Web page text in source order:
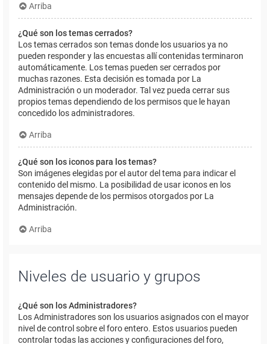
Arriba
¿Qué son los temas cerrados?
Los temas cerrados son temas donde los usuarios ya no
pueden responder y las encuestas allí contenidas terminaron
automáticamente. Los temas pueden ser cerrados por
muchas razones. Esta decisión es tomada por La
Administración o un moderador. Tal vez pueda cerrar sus
propios temas dependiendo de los permisos que le hayan
concedido los administradores.
Arriba
¿Qué son los iconos para los temas?
Son imágenes elegidas por el autor del tema para indicar el
contenido del mismo. La posibilidad de usar iconos en los
mensajes depende de los permisos otorgados por La
Administración.
Arriba
Niveles de usuario y grupos
¿Qué son los Administradores?
Los Administradores son los usuarios asignados con el mayor
nivel de control sobre el foro entero. Estos usuarios pueden
controlar todas las acciones y configuraciones del foro,